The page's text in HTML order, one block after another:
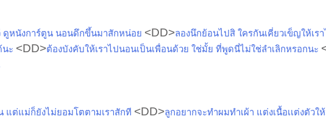
ดูหนังการ์ตูน นอนดึกขึ้นมาสักหน่อย <DD>ลองนึกย้อนไปสิ ใครกันเคี่ยวเข็ญให้เร
นะ <DD>ต้องบังคับให้เราไปนอนเป็นเพื่อนด้วย ใช่มั้ย ที่พูดนี่ไม่ใช่ลำเลิกหรอกนะ
แต่แม่ก็ยังไม่ยอมโตตามเราสักที <DD>ลูกอยากจะทำผมทำเผ้า แต่งเนื้อเเต่งตัวใ